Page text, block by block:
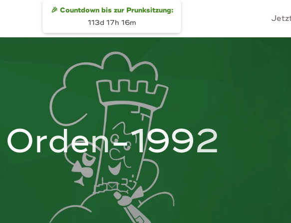
🎉 Countdown bis zur Prunksitzung:
113d 17h 16m
Orden-1992